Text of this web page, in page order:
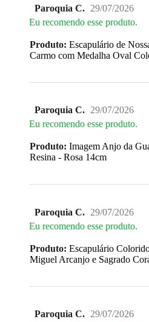
Paroquia C. 29/07/2026
Eu recomendo esse produto.
Produto: Escapulário de
Carmo com Medalha Oval
Paroquia C. 29/07/2026
Eu recomendo esse produto.
Produto: Imagem Anjo da
Resina - Rosa 14cm
Paroquia C. 29/07/2026
Eu recomendo esse produto.
Produto: Escapulário
Miguel Arcanjo e Sagrado
Paroquia C. 29/07/2026